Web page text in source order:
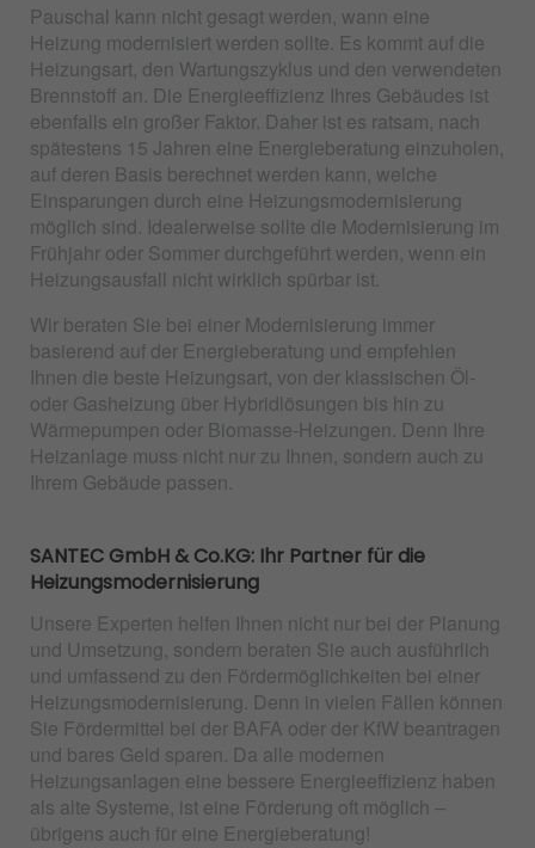
Pauschal kann nicht gesagt werden, wann eine
Heizung modernisiert werden sollte. Es kommt auf die
Heizungsart, den Wartungszyklus und den verwendeten
Brennstoff an. Die Energieeffizienz Ihres Gebäudes ist
ebenfalls ein großer Faktor. Daher ist es ratsam, nach
spätestens 15 Jahren eine Energieberatung einzuholen,
auf deren Basis berechnet werden kann, welche
Einsparungen durch eine Heizungsmodernisierung
möglich sind. Idealerweise sollte die Modernisierung im
Frühjahr oder Sommer durchgeführt werden, wenn ein
Heizungsausfall nicht wirklich spürbar ist.
Wir beraten Sie bei einer Modernisierung immer
basierend auf der Energieberatung und empfehlen
Ihnen die beste Heizungsart, von der klassischen Öl-
oder Gasheizung über Hybridlösungen bis hin zu
Wärmepumpen oder Biomasse-Heizungen. Denn Ihre
Heizanlage muss nicht nur zu Ihnen, sondern auch zu
Ihrem Gebäude passen.
SANTEC GmbH & Co.KG: Ihr Partner für die
Heizungsmodernisierung
Unsere Experten helfen Ihnen nicht nur bei der Planung
und Umsetzung, sondern beraten Sie auch ausführlich
und umfassend zu den Fördermöglichkeiten bei einer
Heizungsmodernisierung. Denn in vielen Fällen können
Sie Fördermittel bei der BAFA oder der KfW beantragen
und bares Geld sparen. Da alle modernen
Heizungsanlagen eine bessere Energieeffizienz haben
als alte Systeme, ist eine Förderung oft möglich –
übrigens auch für eine Energieberatung!